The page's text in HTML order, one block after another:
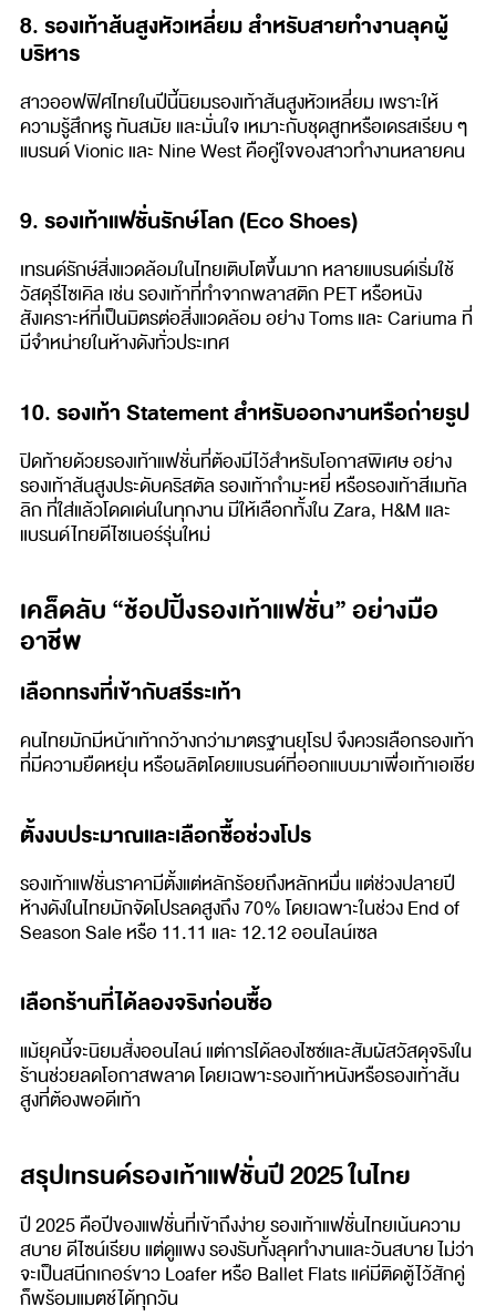
8. รองเท้าส้นสูงหัวเหลี่ยม สำหรับสายทำงานลุคผู้
บริหาร
สาวออฟฟิศไทยในปีนี้นิยมรองเท้าส้นสูงหัวเหลี่ยม เพราะให้
ความรู้สึกหรู ทันสมัย และมั่นใจ เหมาะกับชุดสูทหรือเดรสเรียบ ๆ
แบรนด์ Vionic และ Nine West คือคู่ใจของสาวทำงานหลายคน
9. รองเท้าแฟชั่นรักษ์โลก (Eco Shoes)
เทรนด์รักษ์สิ่งแวดล้อมในไทยเติบโตขึ้นมาก หลายแบรนด์เริ่มใช้
วัสดุรีไซเคิล เช่น รองเท้าที่ทำจากพลาสติก PET หรือหนัง
สังเคราะห์ที่เป็นมิตรต่อสิ่งแวดล้อม อย่าง Toms และ Cariuma ที่
มีจำหน่ายในห้างดังทั่วประเทศ
10. รองเท้า Statement สำหรับออกงานหรือถ่ายรูป
ปิดท้ายด้วยรองเท้าแฟชั่นที่ต้องมีไว้สำหรับโอกาสพิเศษ อย่าง
รองเท้าส้นสูงประดับคริสตัล รองเท้ากำมะหยี่ หรือรองเท้าสีเมทัล
ลิก ที่ใส่แล้วโดดเด่นในทุกงาน มีให้เลือกทั้งใน Zara, H&M และ
แบรนด์ไทยดีไซเนอร์รุ่นใหม่
เคล็ดลับ “ช้อปปิ้งรองเท้าแฟชั่น” อย่างมือ
อาชีพ
เลือกทรงที่เข้ากับสรีระเท้า
คนไทยมักมีหน้าเท้ากว้างกว่ามาตรฐานยุโรป จึงควรเลือกรองเท้า
ที่มีความยืดหยุ่น หรือผลิตโดยแบรนด์ที่ออกแบบมาเพื่อเท้าเอเชีย
ตั้งงบประมาณและเลือกซื้อช่วงโปร
รองเท้าแฟชั่นราคามีตั้งแต่หลักร้อยถึงหลักหมื่น แต่ช่วงปลายปี
ห้างดังในไทยมักจัดโปรลดสูงถึง 70% โดยเฉพาะในช่วง End of
Season Sale หรือ 11.11 และ 12.12 ออนไลน์เซล
เลือกร้านที่ได้ลองจริงก่อนซื้อ
แม้ยุคนี้จะนิยมสั่งออนไลน์ แต่การได้ลองไซซ์และสัมผัสวัสดุจริงใน
ร้านช่วยลดโอกาสพลาด โดยเฉพาะรองเท้าหนังหรือรองเท้าส้น
สูงที่ต้องพอดีเท้า
สรุปเทรนด์รองเท้าแฟชั่นปี 2025 ในไทย
ปี 2025 คือปีของแฟชั่นที่เข้าถึงง่าย รองเท้าแฟชั่นไทยเน้นความ
สบาย ดีไซน์เรียบ แต่ดูแพง รองรับทั้งลุคทำงานและวันสบาย ไม่ว่า
จะเป็นสนีกเกอร์ขาว Loafer หรือ Ballet Flats แค่มีติดตู้ไว้สักคู่
ก็พร้อมแมตช์ได้ทุกวัน